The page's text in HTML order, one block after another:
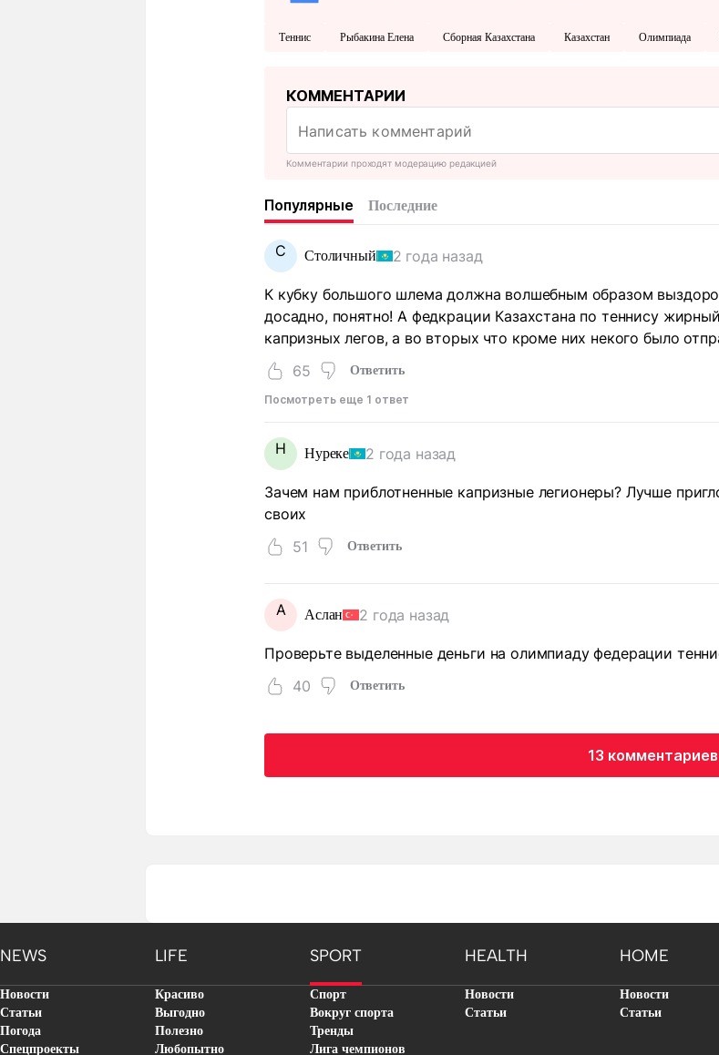
Теннис Рыбакина Елена Сборная Казахстана Казахстан Олимпиада
КОММЕНТАРИИ
Комментарии проходят модерацию редакцией
Популярные Последние
С Столичный 2 года назад
К кубку большого шлема должна волшебным образом
досадно, понятно! А федкрации Казахстана по теннису
капризных легов, а во вторых что кроме них некого было
65
Ответить
Посмотреть еще 1 ответ
Н Нуреке 2 года назад
Зачем нам приблотненные капризные легионеры? Лучше
своих
51
Ответить
А Аслан 2 года назад
Проверьте выделенные деньги на олимпиаду федерации
40
Ответить
13 комментариев
NEWS LIFE SPORT HEALTH HOME
Новости
Статьи
Погода
Спецпроекты
Красиво
Выгодно
Полезно
Любопытно
Спорт
Вокруг спорта
Тренды
Лига чемпионов
Новости
Статьи
Новости
Статьи